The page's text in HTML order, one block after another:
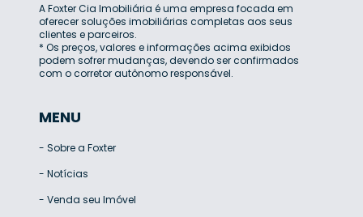
A Foxter Cia Imobiliária é uma empresa focada em
oferecer soluções imobiliárias completas aos seus
clientes e parceiros.
* Os preços, valores e informações acima exibidos
podem sofrer mudanças, devendo ser confirmados
com o corretor autônomo responsável.
MENU
- Sobre a Foxter
- Notícias
- Venda seu Imóvel